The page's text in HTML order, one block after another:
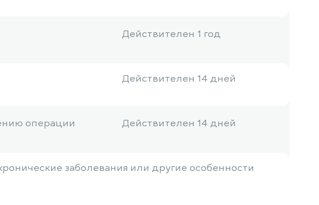
Действителен 1 год
Действителен 14 дней
операции Действителен 14 дней
заболевания или другие особенности